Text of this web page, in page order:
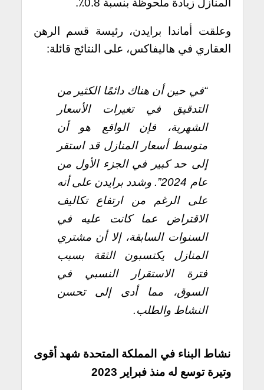
وعلقت أماندا برايدن، رئيسة قسم الرهن
العقاري في هاليفاكس، على النتائج قائلة:
“في حين أن هناك دائمًا الكثير من
التدقيق في تغيرات الأسعار
الشهرية، فإن الواقع هو أن
متوسط أسعار المنازل قد استقر
إلى حد كبير في الجزء الأول من
عام 2024”. وشدد برايدن على أنه
على الرغم من ارتفاع تكاليف
الاقتراض عما كانت عليه في
السنوات السابقة، إلا أن مشتري
المنازل يكتسبون الثقة بسبب
فترة الاستقرار النسبي في
السوق، مما أدى إلى تحسن
النشاط والطلب.
نشاط البناء في المملكة المتحدة شهد أقوى
وتيرة توسع له منذ فبراير 2023